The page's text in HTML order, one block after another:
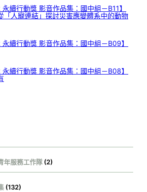
永續行動獎 影音作品集：國中組－B11】
「人寵連結」探討災害應變體系中的動物
永續行動獎 影音作品集：國中組－B09】
永續行動獎 影音作品集：國中組－B08】
年服務工作隊 (2)
(132)